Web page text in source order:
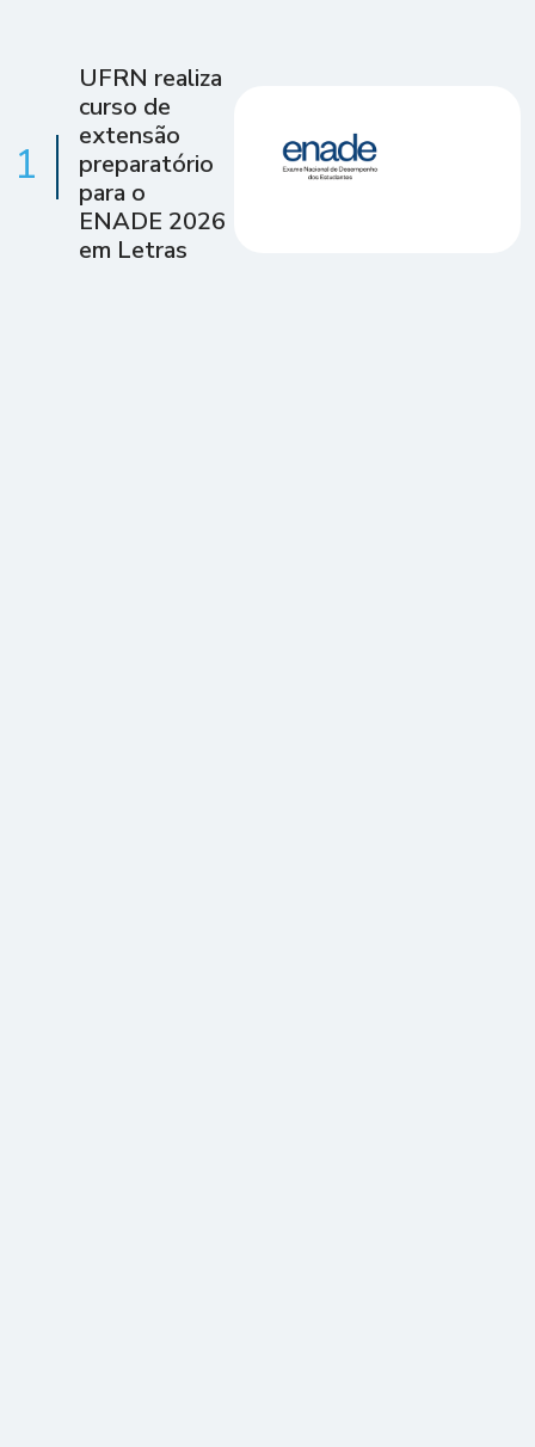
1
UFRN realiza
curso de
extensão
preparatório
para o
ENADE 2026
em Letras